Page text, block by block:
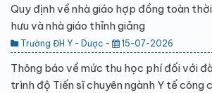
Quy định về nhà giáo hợp đồng toàn
hưu và nhà giáo thỉnh giảng
Trường ĐH Y - Dược - 15-07-2026
Thông báo về mức thu học phí đối với
trình độ Tiến sĩ chuyên ngành Y tế công